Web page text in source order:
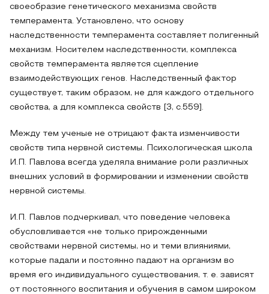
своеобразие генетического механизма свойств
темперамента. Установлено, что основу
наследственности темперамента составляет полигенный
механизм. Носителем наследственности, комплекса
свойств темперамента является сцепление
взаимодействующих генов. Наследственный фактор
существует, таким образом, не для каждого отдельного
свойства, а для комплекса свойств [3, c.559].
Между тем ученые не отрицают факта изменчивости
свойств типа нервной системы. Психологическая школа
И.П. Павлова всегда уделяла внимание роли различных
внешних условий в формировании и изменении свойств
нервной системы.
И.П. Павлов подчеркивал, что поведение человека
обусловливается «не только прирожденными
свойствами нервной системы, но и теми влияниями,
которые падали и постоянно падают на организм во
время его индивидуального существования, т. е. зависят
от постоянного воспитания и обучения в самом широком